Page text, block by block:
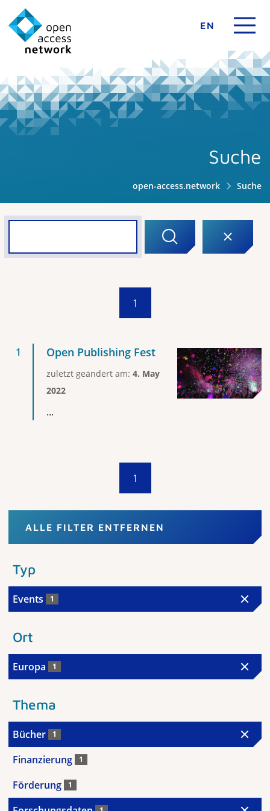
EN
Suche
open-access.network Suche
1
Open Publishing Fest
zuletzt geändert am: 4. May
2022
...
1
ALLE FILTER ENTFERNEN
Typ
Events 1
Ort
Europa 1
Thema
Bücher 1
Finanzierung 1
Förderung 1